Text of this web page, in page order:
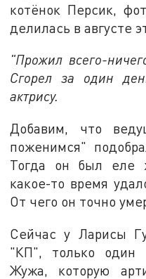
котёнок Персик,
делилась в августе
"Прожил всего-
Сгорел за один
актрису.
Добавим, что
поженимся"
Тогда он был еле
какое-то время
От чего он точно
Сейчас у Ларисы
"КП", только один
Жужа, которую